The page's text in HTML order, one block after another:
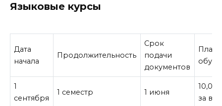
Языковые курсы
Дата
начала
Продолжительность
Срок
подачи
документов
Плата
1
сентября
1 семестр 1 июня
за все